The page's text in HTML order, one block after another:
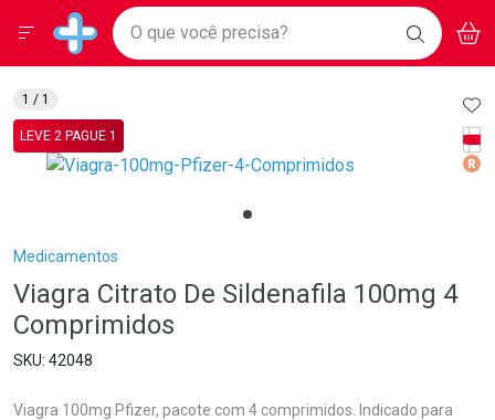
Drogarias Pacheco
Baixe nosso APP e aproveite Ofertas Exclusivas!
BAIXE
O APP
Ir direto para a home
pela página
Ir direto para o conteúdo
Ir direto para a busca
Ir direto para a conta
Ir direto para a ajuda
Ir direto para a notificações
Ir direto para o carrinho
Faça a sua busca
O que você precisa? BUSCAR
Menu
Breadcrumb
Medicamentos
Viagra Citrato De Sildenafila 100mg 4
Comprimidos
42048
Viagra 100mg Pfizer, pacote com 4 comprimidos. Indicado para
LEVE 2 PAGUE 1
1 / 1